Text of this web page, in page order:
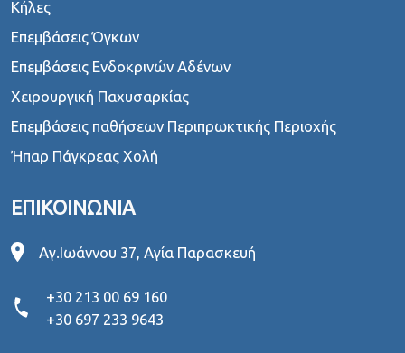
Κήλες
Επεμβάσεις Όγκων
Επεμβάσεις Ενδοκρινών Αδένων
Χειρουργική Παχυσαρκίας
Επεμβάσεις παθήσεων Περιπρωκτικής Περιοχής
Ήπαρ Πάγκρεας Χολή
ΕΠΙΚΟΙΝΩΝΙΑ
Αγ.Ιωάννου 37, Αγία Παρασκευή
+30 213 00 69 160
+30 697 233 9643